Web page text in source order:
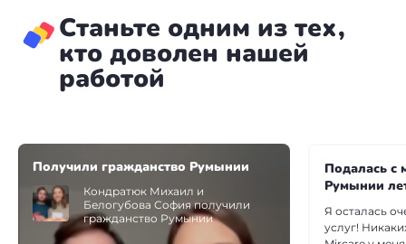
Станьте одним из тех,
кто доволен нашей
работой
Получили гражданство Румынии
Кондратюк Михаил и
Белогубова София получили
гражданство Румынии
Подалась с
Румынии
Я осталась
услуг!